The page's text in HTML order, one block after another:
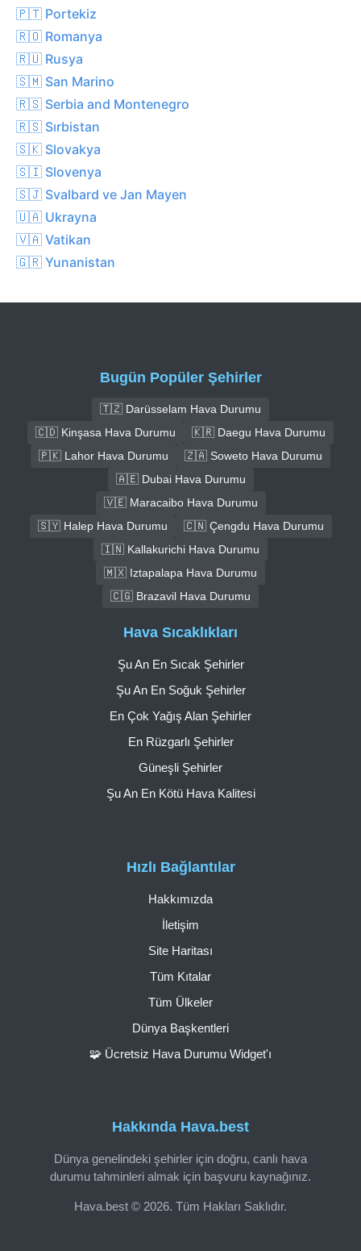
🇵🇹 Portekiz
🇷🇴 Romanya
🇷🇺 Rusya
🇸🇲 San Marino
🇷🇸 Serbia and Montenegro
🇷🇸 Sırbistan
🇸🇰 Slovakya
🇸🇮 Slovenya
🇸🇯 Svalbard ve Jan Mayen
🇺🇦 Ukrayna
🇻🇦 Vatikan
🇬🇷 Yunanistan
Bugün Popüler Şehirler
🇹🇿 Darüsselam Hava Durumu
🇨🇩 Kinşasa Hava Durumu
🇰🇷 Daegu Hava Durumu
🇵🇰 Lahor Hava Durumu
🇿🇦 Soweto Hava Durumu
🇦🇪 Dubai Hava Durumu
🇻🇪 Maracaibo Hava Durumu
🇸🇾 Halep Hava Durumu
🇨🇳 Çengdu Hava Durumu
🇮🇳 Kallakurichi Hava Durumu
🇲🇽 Iztapalapa Hava Durumu
🇨🇬 Brazavil Hava Durumu
Hakkında Hava.best
Dünya genelindeki şehirler için doğru, canlı hava
durumu tahminleri almak için başvuru kaynağınız.
Hava.best © 2026. Tüm Hakları Saklıdır.
Hızlı Bağlantılar
Hakkımızda
İletişim
Site Haritası
Tüm Kıtalar
Tüm Ülkeler
Dünya Başkentleri
🧩 Ücretsiz Hava Durumu Widget'ı
Hava Sıcaklıkları
Şu An En Sıcak Şehirler
Şu An En Soğuk Şehirler
En Çok Yağış Alan Şehirler
En Rüzgarlı Şehirler
Güneşli Şehirler
Şu An En Kötü Hava Kalitesi